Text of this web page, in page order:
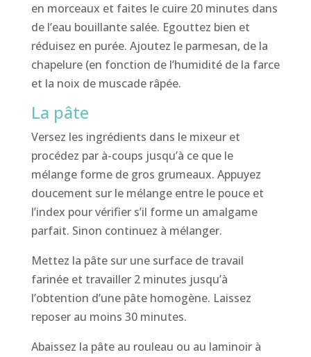
en morceaux et faites le cuire 20 minutes dans
de l’eau bouillante salée. Egouttez bien et
réduisez en purée. Ajoutez le parmesan, de la
chapelure (en fonction de l’humidité de la farce
et la noix de muscade râpée.
La pâte
Versez les ingrédients dans le mixeur et
procédez par à-coups jusqu’à ce que le
mélange forme de gros grumeaux. Appuyez
doucement sur le mélange entre le pouce et
l’index pour vérifier s’il forme un amalgame
parfait. Sinon continuez à mélanger.
Mettez la pâte sur une surface de travail
farinée et travailler 2 minutes jusqu’à
l’obtention d’une pâte homogène. Laissez
reposer au moins 30 minutes.
Abaissez la pâte au rouleau ou au laminoir à